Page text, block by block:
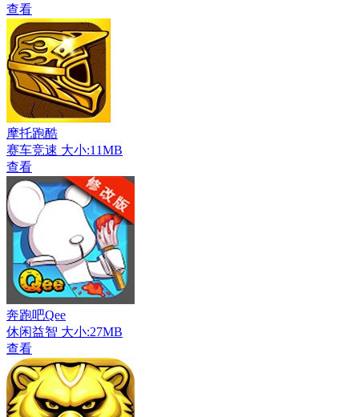
查看
摩托跑酷
赛车竞速 大小:11MB
查看
奔跑吧Qee
休闲益智 大小:27MB
查看